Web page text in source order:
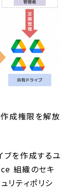
成権限を解放
ブを作成するユ
組織のセキ
リティポリシ